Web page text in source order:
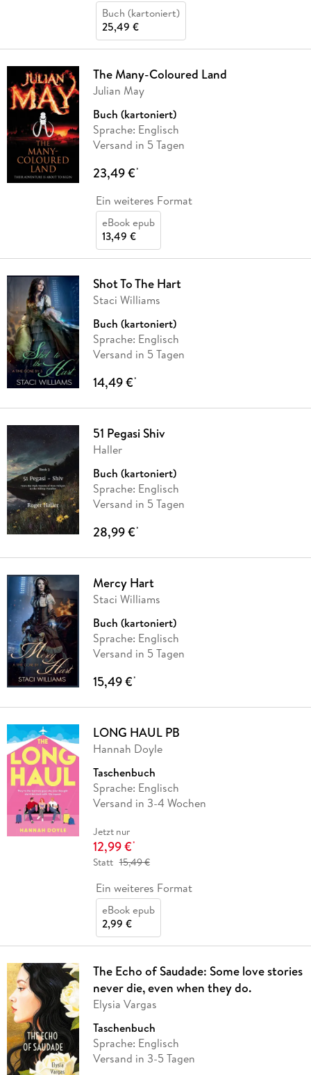
Buch (kartoniert)
25,49 €
The Many-Coloured Land
Julian May
Buch (kartoniert)
Sprache: Englisch
Versand in 5 Tagen
23,49 €*
Ein weiteres Format
eBook epub
13,49 €
Shot To The Hart
Staci Williams
Buch (kartoniert)
Sprache: Englisch
Versand in 5 Tagen
14,49 €*
51 Pegasi Shiv
Haller
Buch (kartoniert)
Sprache: Englisch
Versand in 5 Tagen
28,99 €*
Mercy Hart
Staci Williams
Buch (kartoniert)
Sprache: Englisch
Versand in 5 Tagen
15,49 €*
LONG HAUL PB
Hannah Doyle
Taschenbuch
Sprache: Englisch
Versand in 3-4 Wochen
Jetzt nur
12,99 €*
Statt 15,49 €
Ein weiteres Format
eBook epub
2,99 €
The Echo of Saudade: Some love stories
never die, even when they do.
Elysia Vargas
Taschenbuch
Sprache: Englisch
Versand in 3-5 Tagen